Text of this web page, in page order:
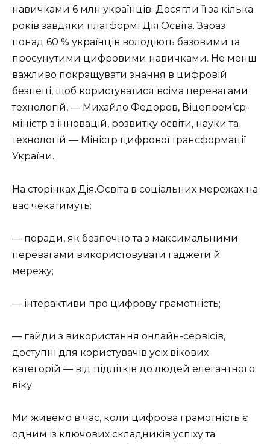
навичками 6 млн українців. Досягли її за кілька
років завдяки платформі Дія.Освіта. Зараз
понад 60 % українців володіють базовими та
просунутими цифровими навичками. Не менш
важливо покращувати знання в цифровій
безпеці, щоб користуватися всіма перевагами
технологій, — Михайло Федоров, Віцепрем’єр-
міністр з інновацій, розвитку освіти, науки та
технологій — Міністр цифрової трансформації
України.
На сторінках Дія.Освіта в соціальних мережах на
вас чекатимуть:
— поради, як безпечно та з максимальними
перевагами використовувати гаджети й
мережу;
— інтерактиви про цифрову грамотність;
— гайди з використання онлайн-сервісів,
доступні для користувачів усіх вікових
категорій — від підлітків до людей елегантного
віку.
Ми живемо в час, коли цифрова грамотність є
одним із ключових складників успіху та